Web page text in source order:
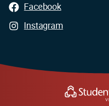
Facebook
Instagram